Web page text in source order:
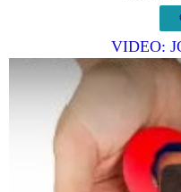
VIDEO: